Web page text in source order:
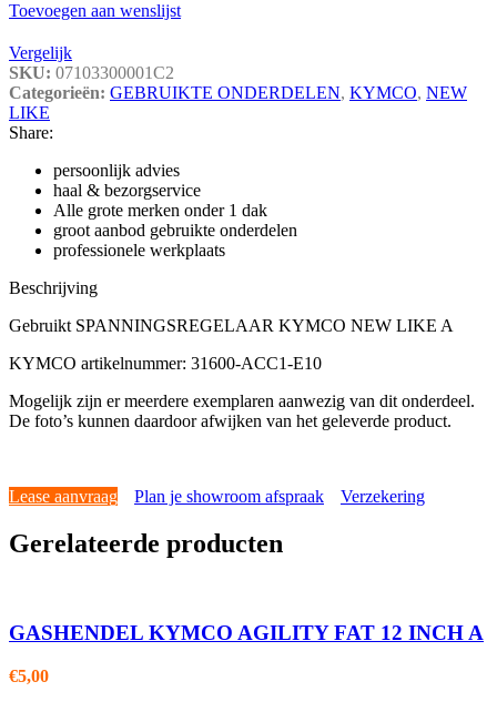
Toevoegen aan wenslijst
Vergelijk
SKU: 07103300001C2
Categorieën: GEBRUIKTE ONDERDELEN, KYMCO, NEW
LIKE
Share:
persoonlijk advies
haal & bezorgservice
Alle grote merken onder 1 dak
groot aanbod gebruikte onderdelen
professionele werkplaats
Beschrijving
Gebruikt SPANNINGSREGELAAR KYMCO NEW LIKE A
KYMCO artikelnummer: 31600-ACC1-E10
Mogelijk zijn er meerdere exemplaren aanwezig van dit onderdeel.
De foto’s kunnen daardoor afwijken van het geleverde product.
Lease aanvraag Plan je showroom afspraak Verzekering
Gerelateerde producten
GASHENDEL KYMCO AGILITY FAT 12 INCH A
€5,00